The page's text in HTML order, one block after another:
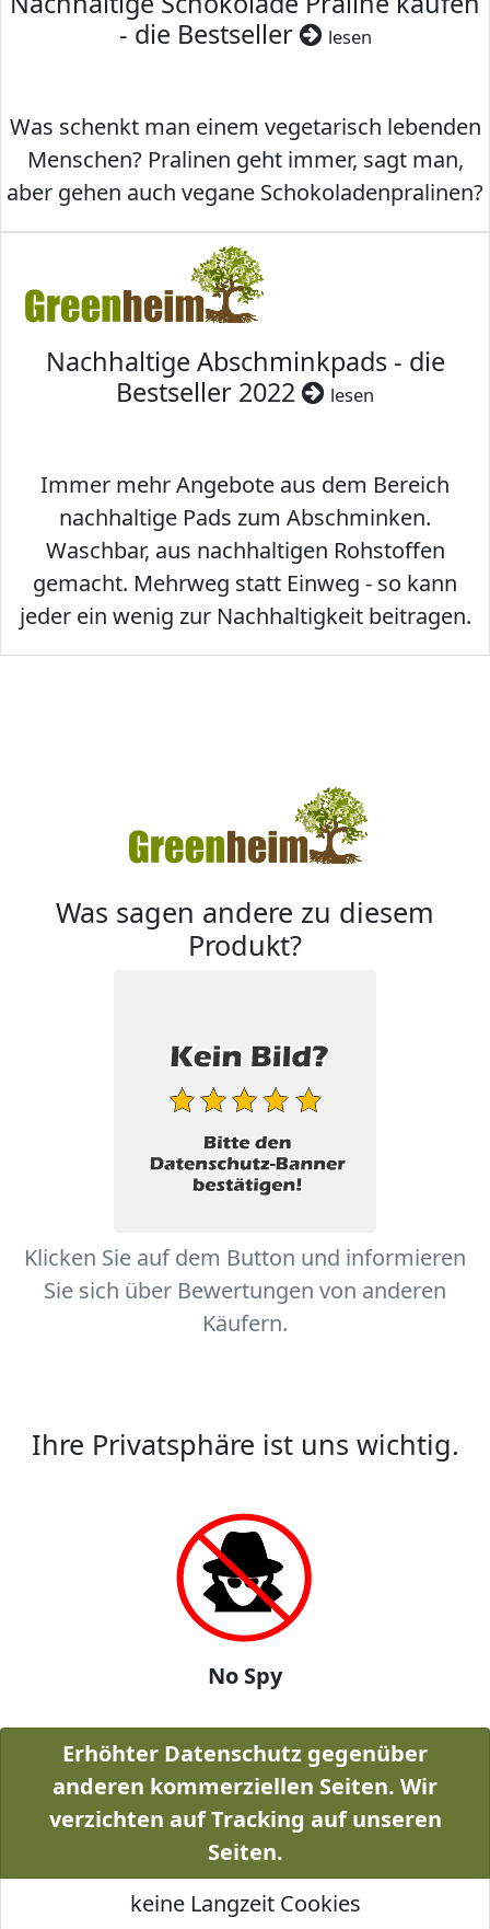
- die Bestseller
lesen
Was schenkt man einem vegetarisch lebenden
Menschen? Pralinen geht immer, sagt man,
aber gehen auch vegane Schokoladenpralinen?
Nachhaltige Abschminkpads - die
Bestseller 2022
lesen
Immer mehr Angebote aus dem Bereich
nachhaltige Pads zum Abschminken.
Waschbar, aus nachhaltigen Rohstoffen
gemacht. Mehrweg statt Einweg - so kann
jeder ein wenig zur Nachhaltigkeit beitragen.
Was sagen andere zu diesem
Produkt?
Klicken Sie auf dem Button und informieren
Sie sich über Bewertungen von anderen
Käufern.
Ihre Privatsphäre ist uns wichtig.
No Spy
Erhöhter Datenschutz gegenüber
anderen kommerziellen Seiten. Wir
verzichten auf Tracking auf unseren
Seiten.
keine Langzeit Cookies